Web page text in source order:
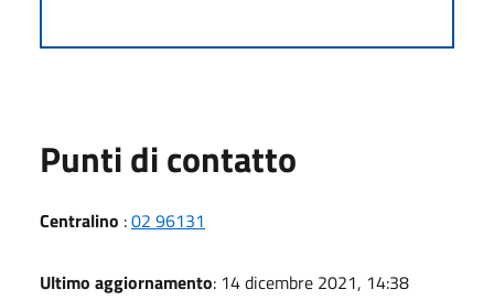
Punti di contatto
Centralino :02 96131
Ultimo aggiornamento: 14 dicembre 2021, 14:38